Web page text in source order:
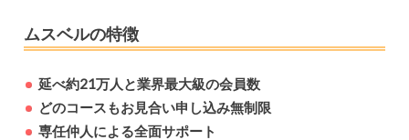
ムスベルの特徴
延べ約21万人と業界最大級の会員数
どのコースもお見合い申し込み無制限
専任仲人による全面サポート